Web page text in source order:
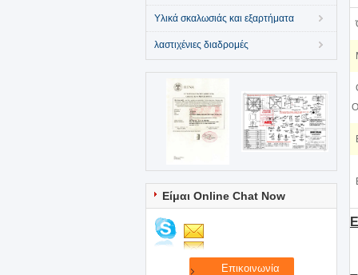
Υλικά σκαλωσιάς και εξαρτήματα
λαστιχένιες διαδρομές
Είμαι Online Chat Now